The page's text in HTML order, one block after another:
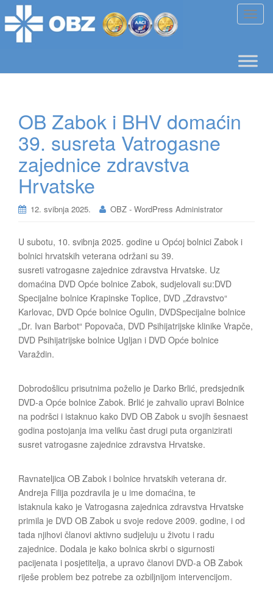
T
g
l
OB Zabok i BHV domaćin
39. susreta Vatrogasne
zajednice zdravstva
Hrvatske
12. svibnja 2025. OBZ - WordPress Administrator
U subotu, 10. svibnja 2025. godine u Općoj bolnici Zabok i
bolnici hrvatskih veterana održani su 39.
susreti vatrogasne zajednice zdravstva Hrvatske. Uz
domaćina DVD Opće bolnice Zabok, sudjelovali su:DVD
Specijalne bolnice Krapinske Toplice, DVD „Zdravstvo“
Karlovac, DVD Opće bolnice Ogulin, DVDSpecijalne bolnice
„Dr. Ivan Barbot“ Popovača, DVD Psihijatrijske klinike Vrapče,
DVD Psihijatrijske bolnice Ugljan i DVD Opće bolnice
Varaždin.
Dobrodošlicu prisutnima poželio je Darko Brlić, predsjednik
DVD-a Opće bolnice Zabok. Brlić je zahvalio upravi Bolnice
na podršci i istaknuo kako DVD OB Zabok u svojih šesnaest
godina postojanja ima veliku čast drugi puta organizirati
susret vatrogasne zajednice zdravstva Hrvatske.
Ravnateljica OB Zabok i bolnice hrvatskih veterana dr.
Andreja Filija pozdravila je u ime domaćina, te
istaknula kako je Vatrogasna zajednica zdravstva Hrvatske
primila je DVD OB Zabok u svoje redove 2009. godine, i od
tada njihovi članovi aktivno sudjeluju u životu i radu
zajednice. Dodala je kako bolnica skrbi o sigurnosti
pacijenata i posjetitelja, a upravo članovi DVD-a OB Zabok
riješe problem bez potrebe za ozbiljnijom intervencijom.